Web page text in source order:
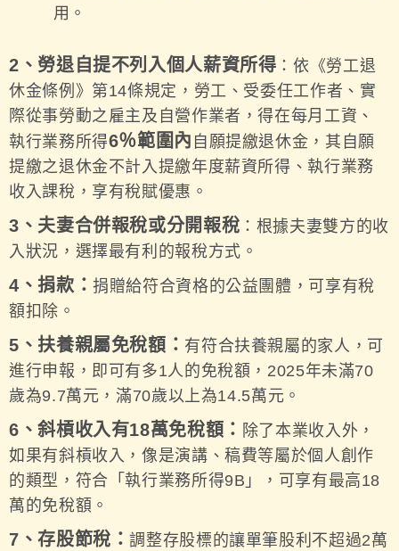
用。
2、勞退自提不列入個人薪資所得 ：依《勞工退
休金條例》第14條規定，勞工、受委任工作者、實
際從事勞動之雇主及自營作業者，得在每月工資、
執行業務所得6％範圍內 自願提繳退休金，其自願
提繳之退休金不計入提繳年度薪資所得、執行業務
收入課稅，享有稅賦優惠。
3、夫妻合併報稅或分開報稅 ：根據夫妻雙方的收
入狀況，選擇最有利的報稅方式。
4、捐款：捐贈給符合資格的公益團體，可享有稅
額扣除。
5、扶養親屬免稅額： 有符合扶養親屬的家人，可
進行申報，即可有多1人的免稅額，2025年未滿70
歲為9.7萬元，滿70歲以上為14.5萬元。
6、斜槓收入有18萬免稅額： 除了本業收入外，
如果有斜槓收入，像是演講、稿費等屬於個人創作
的類型，符合「執行業務所得9B」，可享有最高18
萬的免稅額。
7、存股節稅：調整存股標的讓單筆股利不超過2萬